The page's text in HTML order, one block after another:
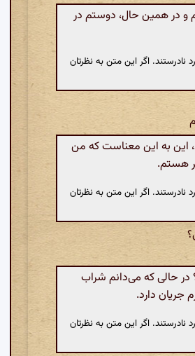
و در همین حال، دوستم در
اگر این متن به نظرتان
این به این معناست که من
هستم.
اگر این متن به نظرتان
حالی که می‌دانم شراب
دارد.
اگر این متن به نظرتان